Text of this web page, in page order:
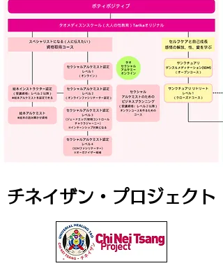
​チネイザン・プロジェクト